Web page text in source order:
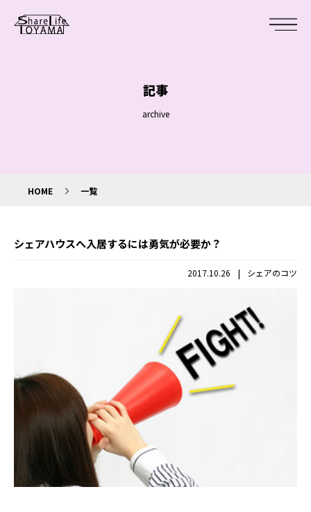
記事
archive
HOME 一覧
シェアハウスへ入居するには勇気が必要か？
2017.10.26 | シェアのコツ